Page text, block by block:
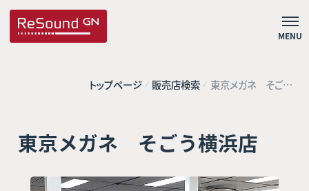
MENU
トップページ 販売店検索 東京メガネ そごう
横浜店
東京メガネ そごう横浜店